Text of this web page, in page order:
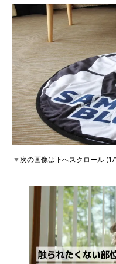
▼次の画像は下へスクロール